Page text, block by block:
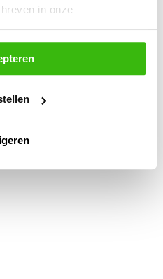
in onze